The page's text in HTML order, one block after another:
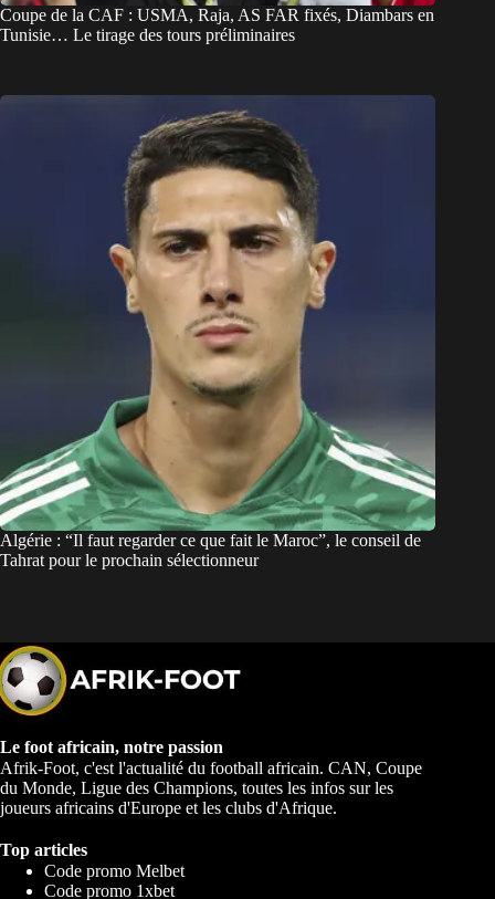
Coupe de la CAF : USMA, Raja, AS FAR fixés, Diambars en
Tunisie… Le tirage des tours préliminaires
Algérie : “Il faut regarder ce que fait le Maroc”, le conseil de
Tahrat pour le prochain sélectionneur
Le foot africain, notre passion
Afrik-Foot, c'est l'actualité du football africain. CAN, Coupe
du Monde, Ligue des Champions, toutes les infos sur les
joueurs africains d'Europe et les clubs d'Afrique.
Top articles
Code promo Melbet
Code promo 1xbet